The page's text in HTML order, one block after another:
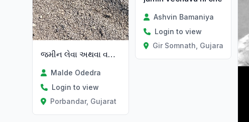
જમીન‌‌ લેવા અથવા વહેંચવા માટે.
Malde Odedra
Login to view
Porbandar, Gujarat
Ashvin Bamaniya
Login to view
Gir Somnath, Gujarat